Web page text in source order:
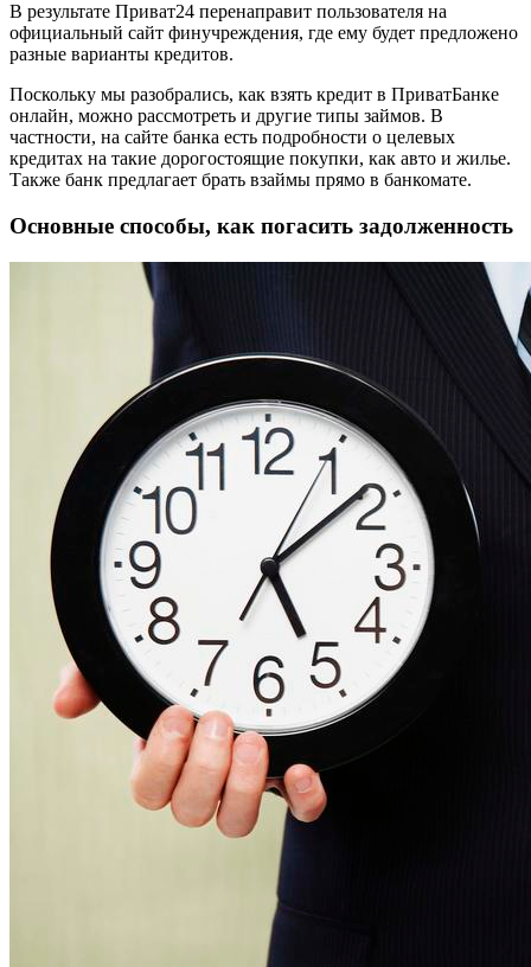
В результате Приват24 перенаправит пользователя на
официальный сайт финучреждения, где ему будет предложено
разные варианты кредитов.
Поскольку мы разобрались, как взять кредит в ПриватБанке
онлайн, можно рассмотреть и другие типы займов. В
частности, на сайте банка есть подробности о целевых
кредитах на такие дорогостоящие покупки, как авто и жилье.
Также банк предлагает брать взаймы прямо в банкомате.
Основные способы, как погасить задолженность